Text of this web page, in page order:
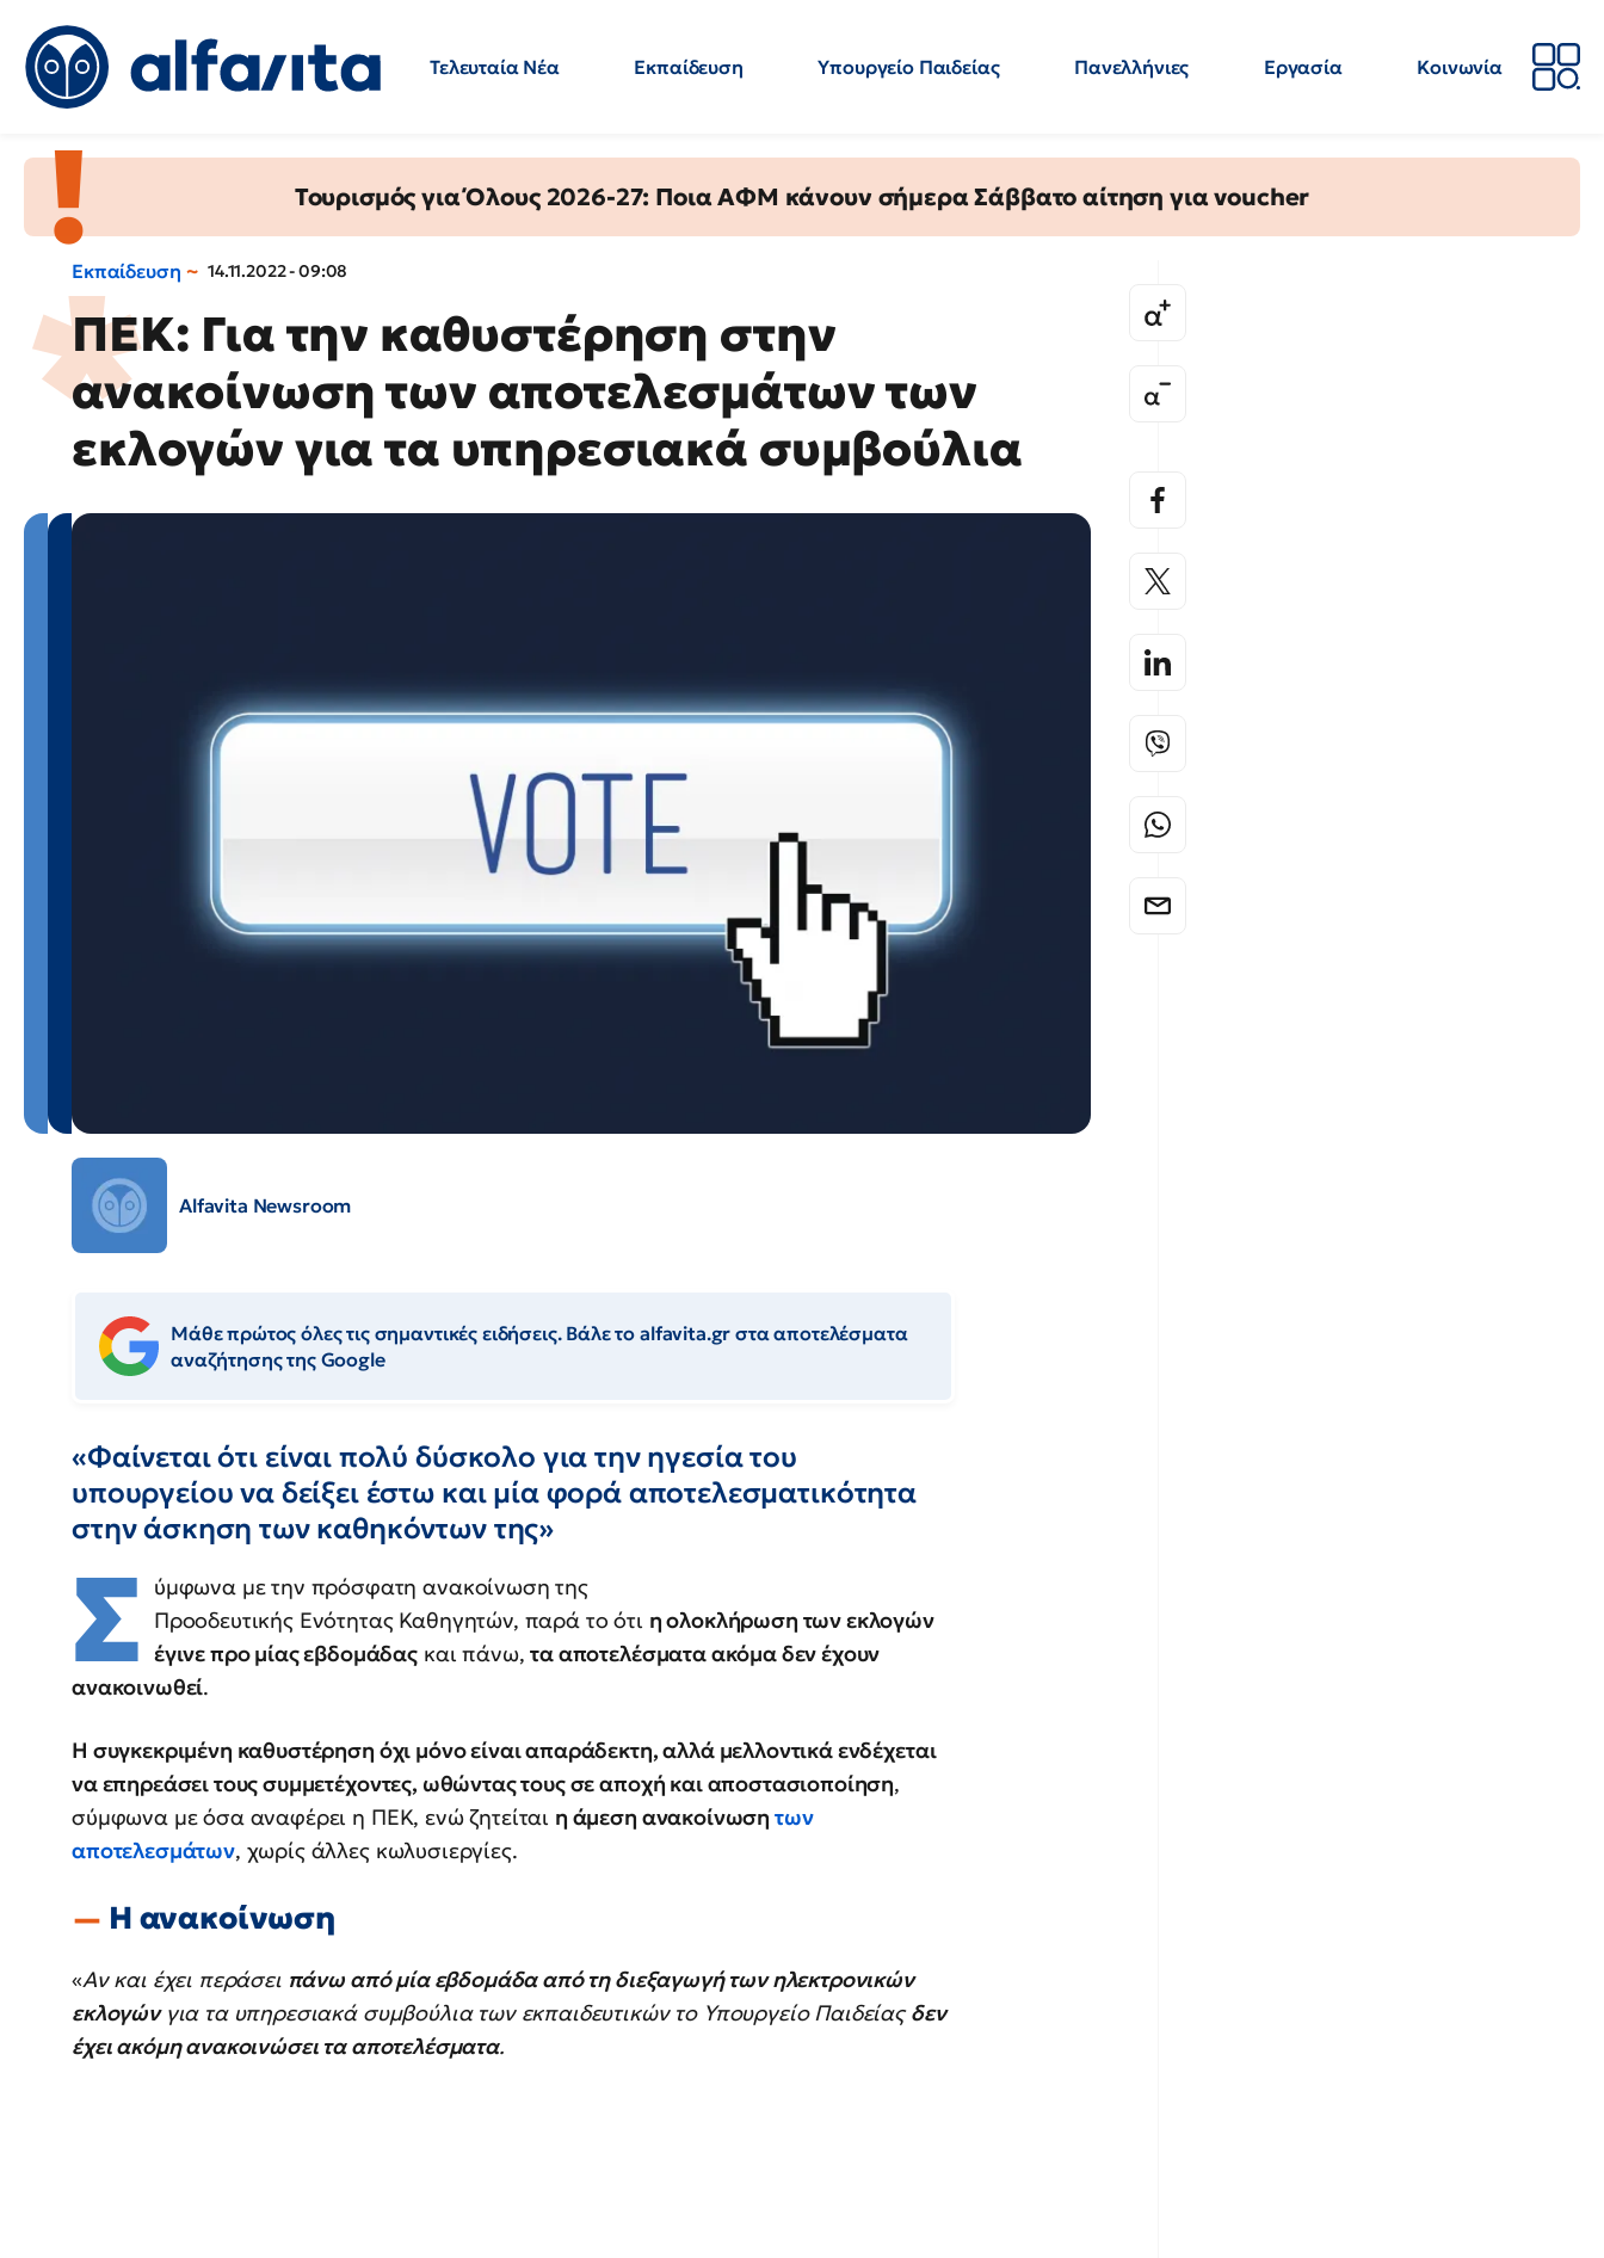
Τελευταία Νέα Εκπαίδευση Υπουργείο Παιδείας Πανελλήνιες Εργασία
Κοινωνία
Τουρισμός για Όλους 2026-27: Ποια ΑΦΜ κάνουν σήμερα Σάββατο αίτηση για voucher
Εκπαίδευση 14.11.2022 - 09:08
ΠΕΚ: Για την καθυστέρηση στην
ανακοίνωση των αποτελεσμάτων των
εκλογών για τα υπηρεσιακά συμβούλια
Alfavita Newsroom
Μάθε πρώτος όλες τις σημαντικές ειδήσεις. Βάλε το alfavita.gr στα αποτελέσματα
αναζήτησης της Google
«Φαίνεται ότι είναι πολύ δύσκολο για την ηγεσία του
υπουργείου να δείξει έστω και μία φορά αποτελεσματικότητα
στην άσκηση των καθηκόντων της»
Σ
ύμφωνα με την πρόσφατη ανακοίνωση της
Προοδευτικής Ενότητας Καθηγητών, παρά το ότι η ολοκλήρωση των εκλογών
έγινε προ μίας εβδομάδας και πάνω,τα αποτελέσματα ακόμα δεν έχουν
ανακοινωθεί.
Η συγκεκριμένη καθυστέρηση όχι μόνο είναι απαράδεκτη, αλλά μελλοντικά ενδέχεται
να επηρεάσει τους συμμετέχοντες, ωθώντας τους σε αποχή και αποστασιοποίηση,
σύμφωνα με όσα αναφέρει η ΠΕΚ, ενώ ζητείται η άμεση ανακοίνωση των
αποτελεσμάτων, χωρίς άλλες κωλυσιεργίες.
Η ανακοίνωση
«Αν και έχει περάσει πάνω από μία εβδομάδα από τη διεξαγωγή των ηλεκτρονικών
εκλογώνγια τα υπηρεσιακά συμβούλια των εκπαιδευτικών το Υπουργείο Παιδείαςδεν
έχει ακόμη ανακοινώσει τα αποτελέσματα.